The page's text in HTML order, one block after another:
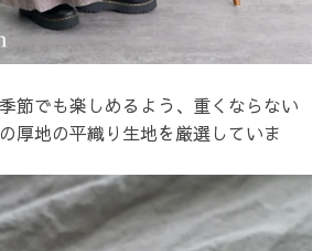
節でも楽しめるよう、重くならない
厚地の平織り生地を厳選していま